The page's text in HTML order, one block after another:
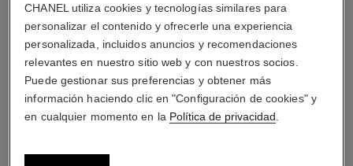
chance eau tendre
Eau de Parfum Vaporizador
hydra beauty nutrition
Bálsamo Nutritivo para los
CHANEL utiliza cookies y tecnologías similares para
personalizar el contenido y ofrecerle una experiencia
personalizada, incluidos anuncios y recomendaciones
relevantes en nuestro sitio web y con nuestros socios.
Puede gestionar sus preferencias y obtener más
información haciendo clic en "Configuración de cookies" y
en cualquier momento en la Política de privacidad